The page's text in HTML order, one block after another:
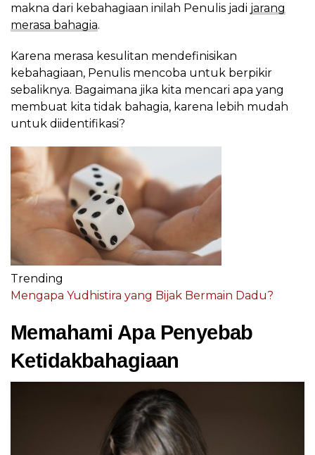
makna dari kebahagiaan inilah Penulis jadi jarang
merasa bahagia.
Karena merasa kesulitan mendefinisikan
kebahagiaan, Penulis mencoba untuk berpikir
sebaliknya. Bagaimana jika kita mencari apa yang
membuat kita tidak bahagia, karena lebih mudah
untuk diidentifikasi?
Trending
Mengapa Yudhistira yang Bijak Bermain Dadu?
Memahami Apa Penyebab
Ketidakbahagiaan